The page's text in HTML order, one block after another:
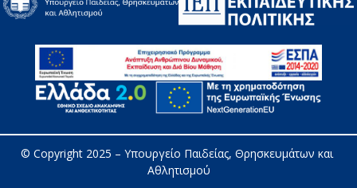
© Copyright 2025 – Υπουργείο Παιδείας, Θρησκευμάτων και
Αθλητισμού